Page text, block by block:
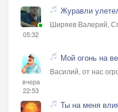
05:32
Журавли
Ширяев Валерий,
вчера
22:53
Мой огонь на
Василий, от нас
Ты на меня